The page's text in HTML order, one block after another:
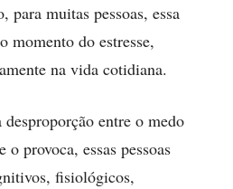
para muitas pessoas, essa
momento do estresse,
na vida cotidiana.
entre o medo
provoca, essas pessoas
fisiológicos,